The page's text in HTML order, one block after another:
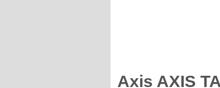
Axis AXIS